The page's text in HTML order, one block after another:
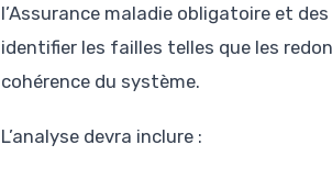
l’Assurance maladie obligatoire et
identifier les failles telles que les
cohérence du système.
L’analyse devra inclure :